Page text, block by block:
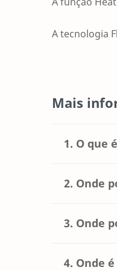
A tecnologia
Mais
1. O que
A unidade
A
diferentes
2. Onde
Existem
3. Onde
Existem
4. Onde